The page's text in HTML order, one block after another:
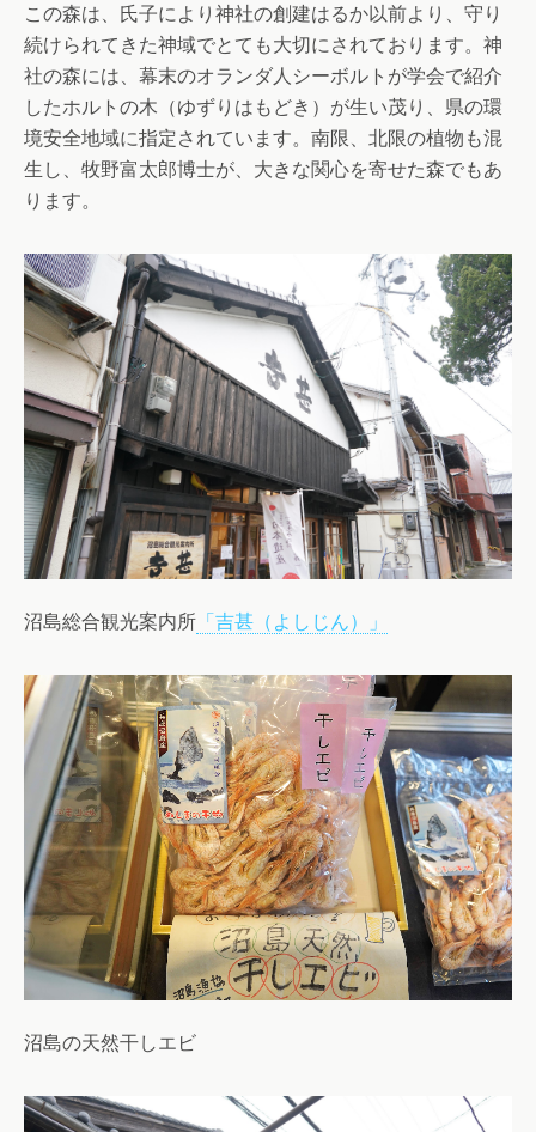
この森は、氏子により神社の創建はるか以前より、守り
続けられてきた神域でとても大切にされております。神
社の森には、幕末のオランダ人シーボルトが学会で紹介
したホルトの木（ゆずりはもどき）が生い茂り、県の環
境安全地域に指定されています。南限、北限の植物も混
生し、牧野富太郎博士が、大きな関心を寄せた森でもあ
ります。
沼島総合観光案内所 「吉甚（よしじん）」
沼島の天然干しエビ